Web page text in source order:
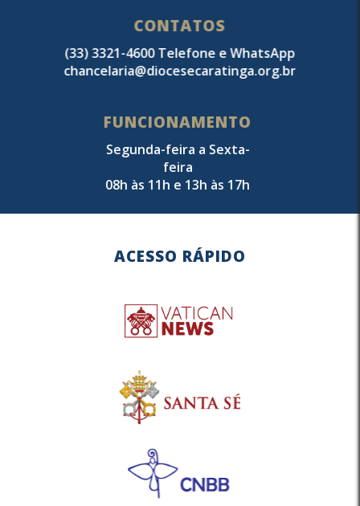
CONTATOS
(33) 3321-4600 Telefone e WhatsApp
chancelaria@diocesecaratinga.org.br
FUNCIONAMENTO
Segunda-feira a Sexta-
feira
08h às 11h e 13h às 17h
ACESSO RÁPIDO